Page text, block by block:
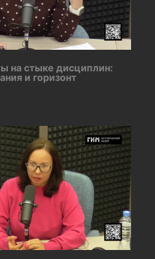
на стыке дисциплин:
и горизонт